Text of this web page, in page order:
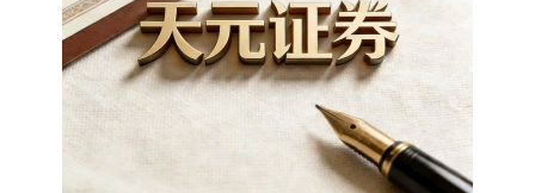
上证综指 3940.04 +39.68 +1.02%